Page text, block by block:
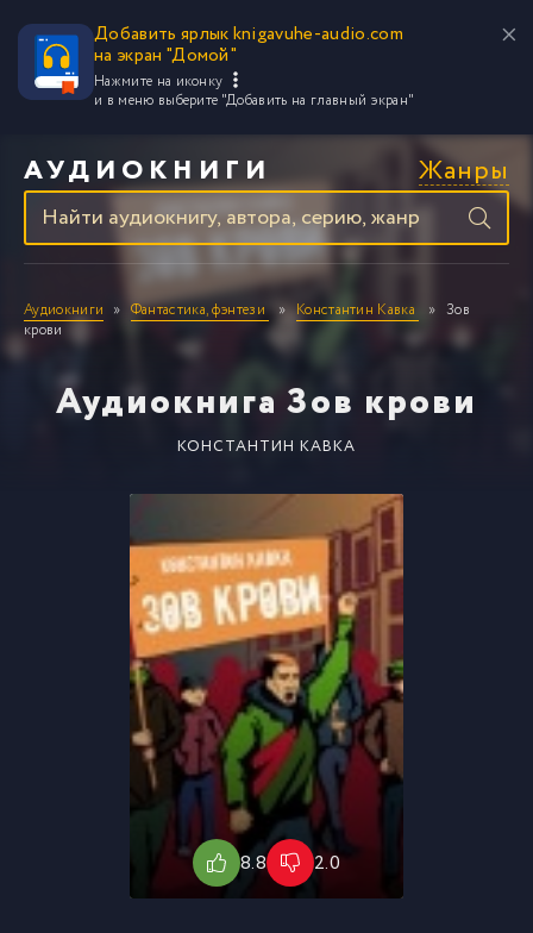
Добавить ярлык knigavuhe-audio.com
на экран "Домой"
Нажмите на иконку
и в меню выберите "Добавить на главный экран"
АУДИОКНИГИ Жанры
Аудиокниги Фантастика, фэнтези Константин Кавка
Зов
крови
Аудиокнига Зов крови
КОНСТАНТИН КАВКА
8.8 2.0